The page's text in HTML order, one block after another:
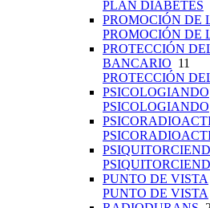
PLAN DIABETES
PROMOCIÓN DE
PROMOCIÓN DE
PROTECCIÓN
BANCARIO 11
PROTECCIÓN
PSICOLOGIANDO
PSICOLOGIANDO
PUNTO DE VISTA
PUNTO DE VISTA